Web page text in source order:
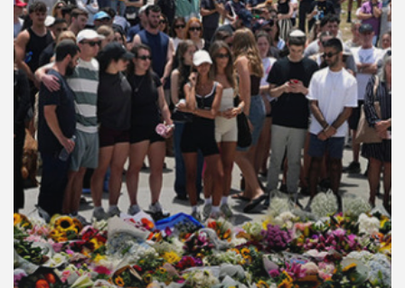
เพลง
บทความ
ข่าว
และ
กิจกรรม